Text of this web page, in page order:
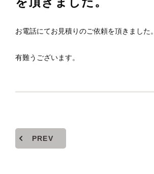
お電話にてお見積りのご依頼を頂きました。
有難うございます。
PREV